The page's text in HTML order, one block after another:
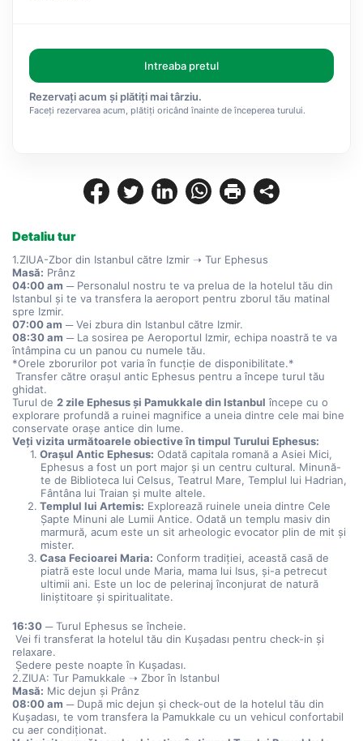
Detaliu tur
1.ZIUA-Zbor din Istanbul către Izmir ➝ Tur Ephesus
Masă: Prânz
04:00 am ─ Personalul nostru te va prelua de la hotelul tău din
Istanbul și te va transfera la aeroport pentru zborul tău matinal
spre Izmir.
07:00 am ─ Vei zbura din Istanbul către Izmir.
08:30 am ─ La sosirea pe Aeroportul Izmir, echipa noastră te va
întâmpina cu un panou cu numele tău.
*Orele zborurilor pot varia în funcție de disponibilitate.*
Transfer către orașul antic Ephesus pentru a începe turul tău
ghidat.
Turul de 2 zile Ephesus și Pamukkale din Istanbul începe cu o
explorare profundă a ruinei magnifice a uneia dintre cele mai bine
conservate orașe antice din lume.
Veți vizita următoarele obiective în timpul Turului Ephesus:
Orașul Antic Ephesus: Odată capitala romană a Asiei Mici,
Ephesus a fost un port major și un centru cultural. Minună-
te de Biblioteca lui Celsus, Teatrul Mare, Templul lui Hadrian,
Fântâna lui Traian și multe altele.
Templul lui Artemis: Explorează ruinele uneia dintre Cele
Șapte Minuni ale Lumii Antice. Odată un templu masiv din
marmură, acum este un sit arheologic evocator plin de mit și
mister.
Casa Fecioarei Maria: Conform tradiției, această casă de
piatră este locul unde Maria, mama lui Isus, și-a petrecut
ultimii ani. Este un loc de pelerinaj înconjurat de natură
liniștitoare și spiritualitate.
16:30 ─ Turul Ephesus se încheie.
Vei fi transferat la hotelul tău din Kuşadası pentru check-in și
relaxare.
Ședere peste noapte în Kuşadası.
2.ZIUA: Tur Pamukkale ➝ Zbor în Istanbul
Masă: Mic dejun și Prânz
08:00 am ─ După mic dejun și check-out de la hotelul tău din
Kuşadası, te vom transfera la Pamukkale cu un vehicul confortabil
cu aer condiționat.
Intreaba pretul
Rezervați acum și plătiți mai târziu.
Faceți rezervarea acum, plătiți oricând înainte de începerea turului.